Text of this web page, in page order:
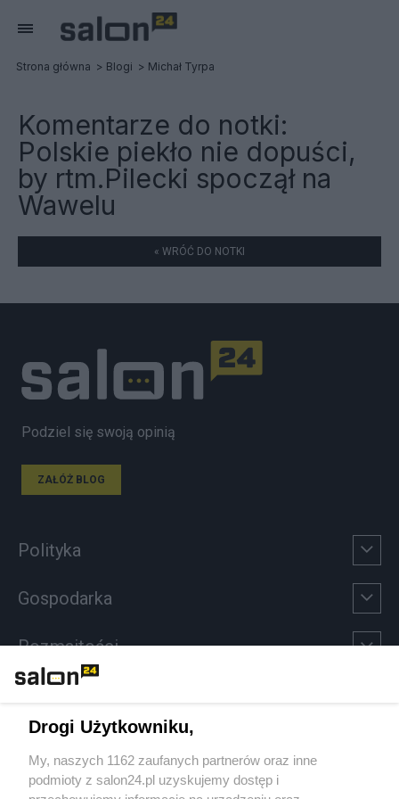
Strona główna Blogi Michał Tyrpa
Komentarze do notki:
Polskie piekło nie dopuści,
by rtm.Pilecki spoczął na
Wawelu
« WRÓĆ DO NOTKI
Podziel się swoją opinią
ZAŁÓŻ BLOG
Polityka
Gospodarka
Rozmaitości
Sport
Społeczeństwo
Drogi Użytkowniku,
My, naszych 1162 zaufanych partnerów oraz inne
podmioty z salon24.pl uzyskujemy dostęp i